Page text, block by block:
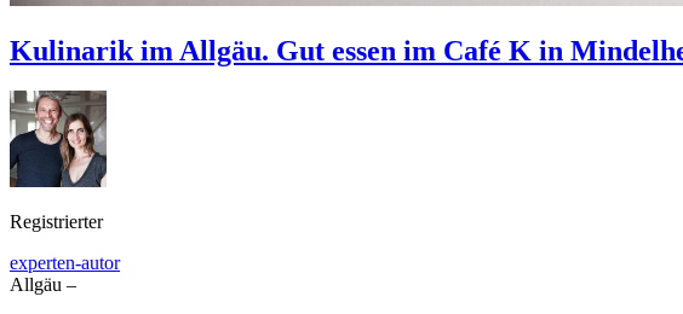
Kulinarik im Allgäu. Gut essen im Café K in
Registrierter
experten-autor
Allgäu –